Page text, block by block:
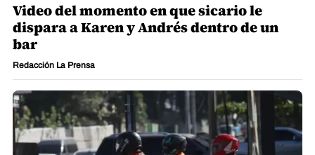
Video del momento en que sicario le
dispara a Karen y Andrés dentro de un
bar
Redacción La Prensa